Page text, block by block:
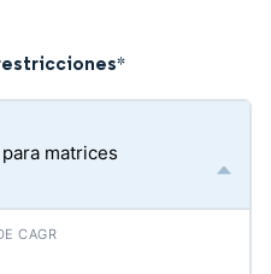
*
matrices